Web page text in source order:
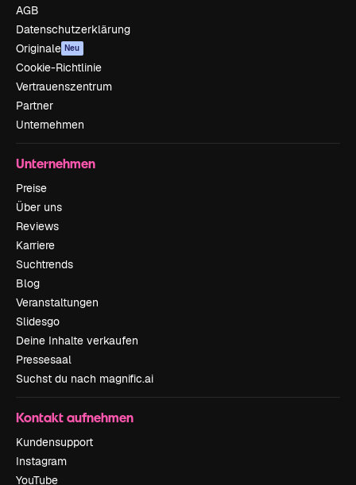
AGB
Datenschutzerklärung
Originale Neu
Cookie-Richtlinie
Vertrauenszentrum
Partner
Unternehmen
Unternehmen
Preise
Über uns
Reviews
Karriere
Suchtrends
Blog
Veranstaltungen
Slidesgo
Deine Inhalte verkaufen
Pressesaal
Suchst du nach magnific.ai
Kontakt aufnehmen
Kundensupport
Instagram
YouTube